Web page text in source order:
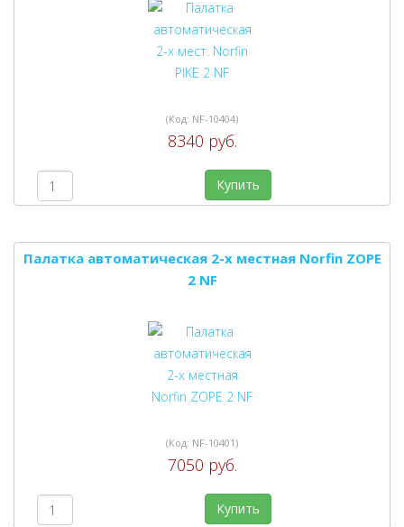
(Код: NF-10404)
8340 руб.
Купить
Палатка автоматическая 2-х местная Norfin ZOPE
2 NF
(Код: NF-10401)
7050 руб.
Купить